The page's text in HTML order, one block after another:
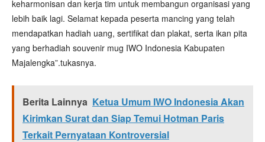
keharmonisan dan kerja tim untuk membangun organisasi yang
lebih baik lagi. Selamat kepada peserta mancing yang telah
mendapatkan hadiah uang, sertifikat dan plakat, serta ikan pita
yang berhadiah souvenir mug IWO Indonesia Kabupaten
Majalengka”.tukasnya.
Berita Lainnya Ketua Umum IWO Indonesia Akan
Kirimkan Surat dan Siap Temui Hotman Paris
Terkait Pernyataan Kontroversial